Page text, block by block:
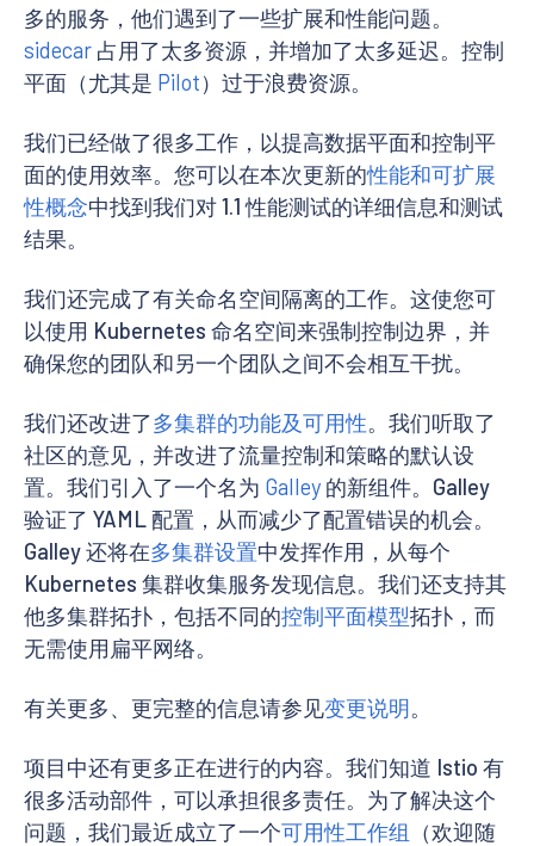
多的服务，他们遇到了一些扩展和性能问题。
sidecar 占用了太多资源，并增加了太多延迟。控制
平面（尤其是 Pilot）过于浪费资源。
我们已经做了很多工作，以提高数据平面和控制平
面的使用效率。您可以在本次更新的性能和可扩展
性概念中找到我们对 1.1 性能测试的详细信息和测试
结果。
我们还完成了有关命名空间隔离的工作。这使您可
以使用 Kubernetes 命名空间来强制控制边界，并
确保您的团队和另一个团队之间不会相互干扰。
我们还改进了多集群的功能及可用性。我们听取了
社区的意见，并改进了流量控制和策略的默认设
置。我们引入了一个名为 Galley 的新组件。Galley
验证了 YAML 配置，从而减少了配置错误的机会。
Galley 还将在多集群设置中发挥作用，从每个
Kubernetes 集群收集服务发现信息。我们还支持其
他多集群拓扑，包括不同的控制平面模型拓扑，而
无需使用扁平网络。
有关更多、更完整的信息请参见变更说明。
项目中还有更多正在进行的内容。我们知道 Istio 有
很多活动部件，可以承担很多责任。为了解决这个
问题，我们最近成立了一个可用性工作组 （欢迎随